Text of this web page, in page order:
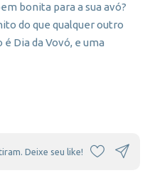
bonita para a sua avó?
do que qualquer outro
Dia da Vovó, e uma
Deixe seu like!